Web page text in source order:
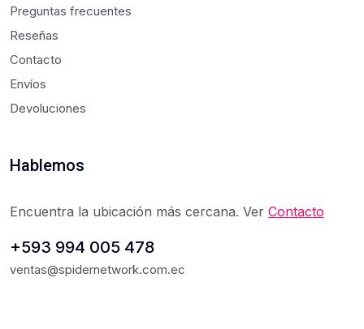
Preguntas frecuentes
Reseñas
Contacto
Envíos
Devoluciones
Hablemos
Encuentra la ubicación más cercana. Ver Contacto
+593 994 005 478
ventas@spidernetwork.com.ec